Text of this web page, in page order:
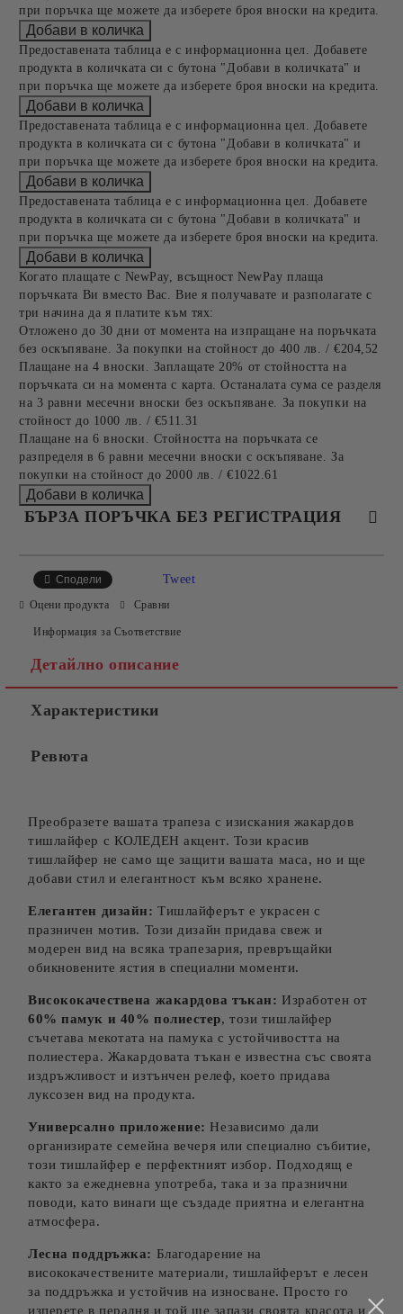
при поръчка ще можете да изберете броя вноски на кредита.
Предоставената таблица е с информационна цел. Добавете
продукта в количката си с бутона "Добави в количката" и
при поръчка ще можете да изберете броя вноски на кредита.
Предоставената таблица е с информационна цел. Добавете
продукта в количката си с бутона "Добави в количката" и
при поръчка ще можете да изберете броя вноски на кредита.
Предоставената таблица е с информационна цел. Добавете
продукта в количката си с бутона "Добави в количката" и
при поръчка ще можете да изберете броя вноски на кредита.
Когато плащате с NewPay, всъщност NewPay плаща
поръчката Ви вместо Вас. Вие я получавате и разполагате с
три начина да я платите към тях:
Отложено до 30 дни от момента на изпращане на поръчката
без оскъпяване. За покупки на стойност до 400 лв. / €204,52
Плащане на 4 вноски. Заплащате 20% от стойността на
поръчката си на момента с карта. Останалата сума се разделя
на 3 равни месечни вноски без оскъпяване. За покупки на
стойност до 1000 лв. / €511.31
Плащане на 6 вноски. Стойността на поръчката се
разпределя в 6 равни месечни вноски с оскъпяване. За
покупки на стойност до 2000 лв. / €1022.61
БЪРЗА ПОРЪЧКА БЕЗ РЕГИСТРАЦИЯ
Ние ще се свържем с вас в рамките на работния ден.
Сподели Tweet
Оцени продукта Сравни
Информация за Съответствие
Детайлно описание
Характеристики
Ревюта
Преобразете вашата трапеза с изискания жакардов
тишлайфер с КОЛЕДЕН акцент. Този красив
тишлайфер не само ще защити вашата маса, но и ще
добави стил и елегантност към всяко хранене.
Елегантен дизайн: Тишлайферът е украсен с
празничен мотив. Този дизайн придава свеж и
модерен вид на всяка трапезария, превръщайки
обикновените ястия в специални моменти.
Висококачествена жакардова тъкан: Изработен от
60% памук и 40% полиестер, този тишлайфер
съчетава мекотата на памука с устойчивостта на
полиестера. Жакардовата тъкан е известна със своята
издръжливост и изтънчен релеф, което придава
луксозен вид на продукта.
Универсално приложение: Независимо дали
организирате семейна вечеря или специално събитие,
този тишлайфер е перфектният избор. Подходящ е
както за ежедневна употреба, така и за празнични
поводи, като винаги ще създаде приятна и елегантна
атмосфера.
Лесна поддръжка: Благодарение на
висококачествените материали, тишлайферът е лесен
за поддръжка и устойчив на износване. Просто го
изперете в пералня и той ще запази своята красота и